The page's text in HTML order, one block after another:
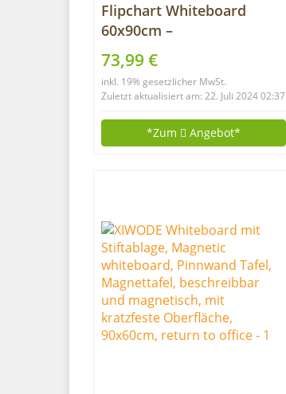
Flipchart Whiteboard
60x90cm –
Höhenverstellbar
Whiteboard mit Flipchart-
Haken Magnetisch
Ständer
73,99 €
inkl. 19% gesetzlicher MwSt.
Zuletzt aktualisiert am: 22. Juli 2024 02:37
*Zum Angebot*